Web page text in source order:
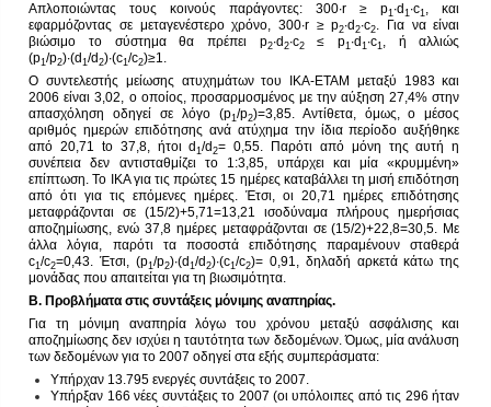
Απλοποιώντας τους κοινούς παράγοντες: 300∙r ≥ p1 ∙d1 ∙c1 , και
εφαρμόζοντας σε μεταγενέστερο χρόνο, 300∙r ≥ p2∙d2∙c2. Για να είναι
βιώσιμο το σύστημα θα πρέπει p2∙d 2∙c2≤ p1 ∙d 1 ∙c1 , ή αλλιώς
(p1/p2)∙(d1/d2)∙(c1/c2)≥1.
Ο συντελεστής μείωσης ατυχημάτων του ΙΚΑ-ΕΤΑΜ μεταξύ 1983 και
2006 είναι 3,02, ο οποίος, προσαρμοσμένος με την αύξηση 27,4% στην
απασχόληση οδηγεί σε λόγο (p1 /p2)=3,85. Αντίθετα, όμως, ο μέσος
αριθμός ημερών επιδότησης ανά ατύχημα την ίδια περίοδο αυξήθηκε
από 20,71 to 37,8, ήτοι d1/d2= 0,55. Παρότι από μόνη της αυτή η
συνέπεια δεν αντισταθμίζει το 1:3,85, υπάρχει και μία «κρυμμένη»
επίπτωση. Το ΙΚΑ για τις πρώτες 15 ημέρες καταβάλλει τη μισή επιδότηση
από ότι για τις επόμενες ημέρες. Έτσι, οι 20,71 ημέρες επιδότησης
μεταφράζονται σε (15/2)+5,71=13,21 ισοδύναμα πλήρους ημερήσιας
αποζημίωσης, ενώ 37,8 ημέρες μεταφράζονται σε (15/2)+22,8=30,5. Με
άλλα λόγια, παρότι τα ποσοστά επιδότησης παραμένουν σταθερά
c1/c2=0,43. Έτσι, (p1 /p2)∙(d 1 /d 2)∙(c1 /c2)= 0,91, δηλαδή αρκετά κάτω της
μονάδας που απαιτείται για τη βιωσιμότητα.
Β. Προβλήματα στις συντάξεις μόνιμης αναπηρίας.
Για τη μόνιμη αναπηρία λόγω του χρόνου μεταξύ ασφάλισης και
αποζημίωσης δεν ισχύει η ταυτότητα των δεδομένων. Όμως, μία ανάλυση
των δεδομένων για το 2007 οδηγεί στα εξής συμπεράσματα:
Υπήρχαν 13.795 ενεργές συντάξεις το 2007.
Υπήρξαν 166 νέες συντάξεις το 2007 (οι υπόλοιπες από τις 296 ήταν